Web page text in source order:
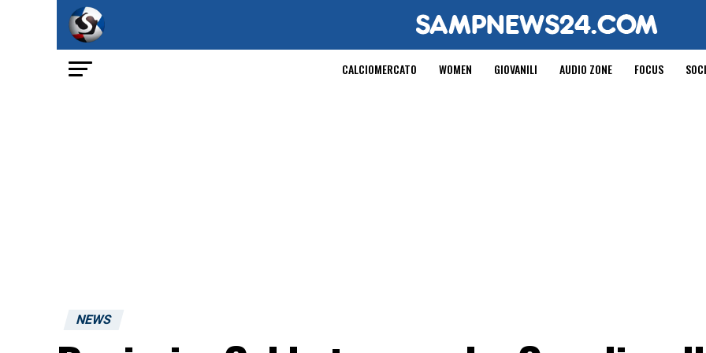
CALCIOMERCATO WOMEN GIOVANILI AUDIO ZONE FOCUS
NEWS